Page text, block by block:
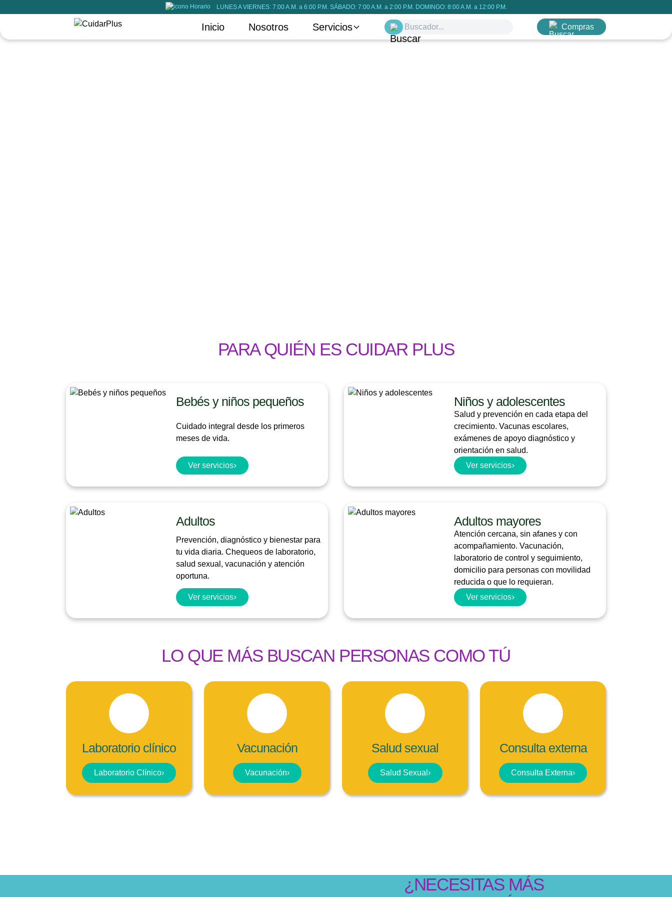
LUNES A VIERNES: 7:00 A.M. a 6:00 P.M. SÁBADO: 7:00 A.M. a 2:00 P.M. DOMINGO: 8:00 A.M. a 12:00 P.M.
Inicio Nosotros Servicios Compras
PARA QUIÉN ES CUIDAR PLUS
Bebés y niños pequeños
Cuidado integral desde los primeros
meses de vida.
Ver servicios
Niños y adolescentes
Salud y prevención en cada etapa del
crecimiento. Vacunas escolares,
exámenes de apoyo diagnóstico y
orientación en salud.
Ver servicios
Adultos
Prevención, diagnóstico y bienestar para
tu vida diaria. Chequeos de laboratorio,
salud sexual, vacunación y atención
oportuna.
Ver servicios
Adultos mayores
Atención cercana, sin afanes y con
acompañamiento. Vacunación,
laboratorio de control y seguimiento,
domicilio para personas con movilidad
reducida o que lo requieran.
Ver servicios
LO QUE MÁS BUSCAN PERSONAS COMO TÚ
Laboratorio clínico
Laboratorio Clínico›
Vacunación
Vacunación›
Salud sexual
Salud Sexual ›
Consulta externa
Consulta Externa›
¿NECESITAS MÁS